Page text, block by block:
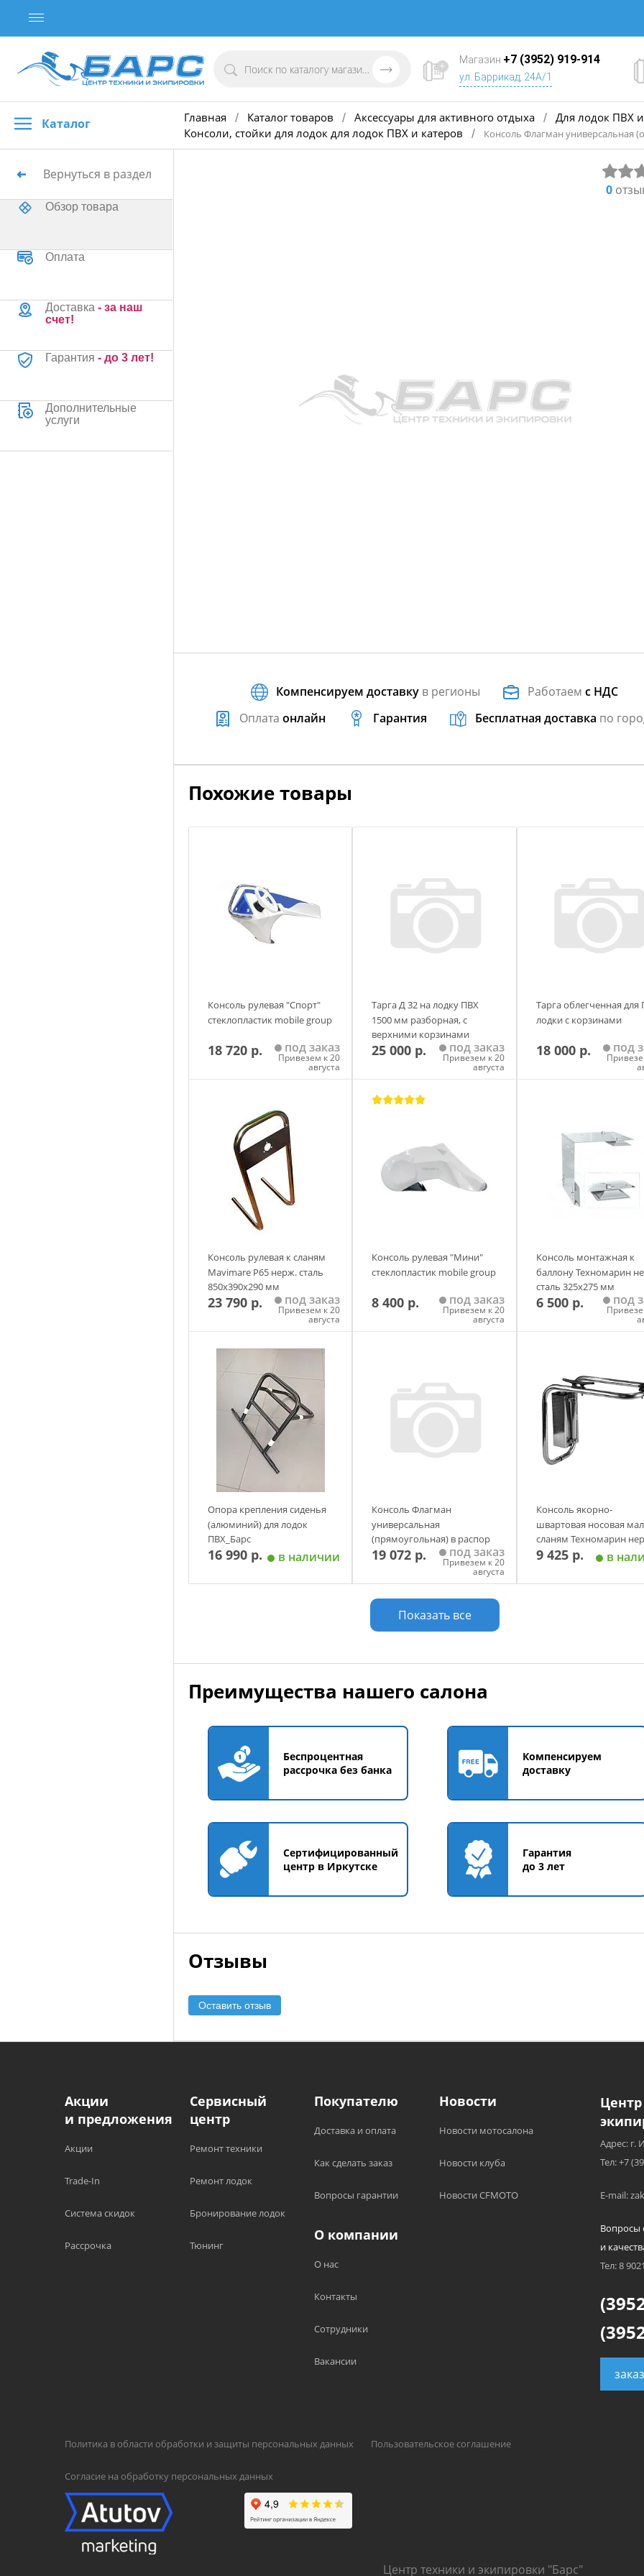
Магазин +7 (3952) 919-914
ул. Баррикад, 24А/1
Каталог Главная / Каталог товаров / Аксессуары для активного отдыха / Для лодок ПВХ
Консоли, стойки для лодок для лодок ПВХ и катеров
/ Консоль Флагман универсальная
Вернуться в раздел
Обзор товара
Оплата
Доставка - за наш
счет!
Гарантия - до 3 лет!
Дополнительные
услуги
0
Компенсируем доставку в регионы Работаемс НДС
Оплата онлайн Гарантия Бесплатная доставка по
Похожие товары
Консоль рулевая "Спорт"
стеклопластик mobile group
18 720 р. под заказ
Привезем к 20
августа
Тарга Д 32 на лодку ПВХ
1500 мм разборная, с
верхними корзинами
25 000 р. под заказ
Привезем к 20
августа
Добавить в корзину
Тарга облегченная для
лодки c корзинами
18 000 р. под
Консоль рулевая к сланям
Mavimare Р65 нерж. сталь
850х390х290 мм
23 790 р. под заказ
Привезем к 20
августа
Консоль рулевая "Мини"
стеклопластик mobile group
8 400 р. под заказ
Привезем к 20
августа
Консоль монтажная к
баллону Техномарин
сталь 325х275 мм
6 500 р. под
Опора крепления сиденья
(алюминий) для лодок
ПВХ_Барс
16 990 р. в наличии
Консоль Флагман
универсальная
(прямоугольная) в распор
19 072 р. под заказ
Привезем к 20
августа
Добавить в корзину
Консоль якорно-
швартовая носовая
сланям Техномарин
сталь 470х265 мм
9 425 р. в
Показать все
Преимущества нашего салона
Беспроцентная
рассрочка без банка
Компенсируем
доставку
Сертифицированный
центр в Иркутске
Гарантия
до 3 лет
Отзывы
Оставить отзыв
Акции
и предложения
Акции
Trade-In
Система скидок
Рассрочка
Сервисный
центр
Ремонт техники
Ремонт лодок
Бронирование лодок
Тюнинг
Покупателю
Доставка и оплата
Как сделать заказ
Вопросы гарантии
Новости
Новости мотосалона
Новости клуба
Новости CFMOTO
О компании
О нас
Контакты
Сотрудники
Вакансии
Политика в области обработки и защиты персональных данных Пользовательское соглашение
Согласие на обработку персональных данных
Адрес: г.
Тел: +7
E-mail:
Вопросы
и
Тел: 8
Центр техники и экипировки "Барс"